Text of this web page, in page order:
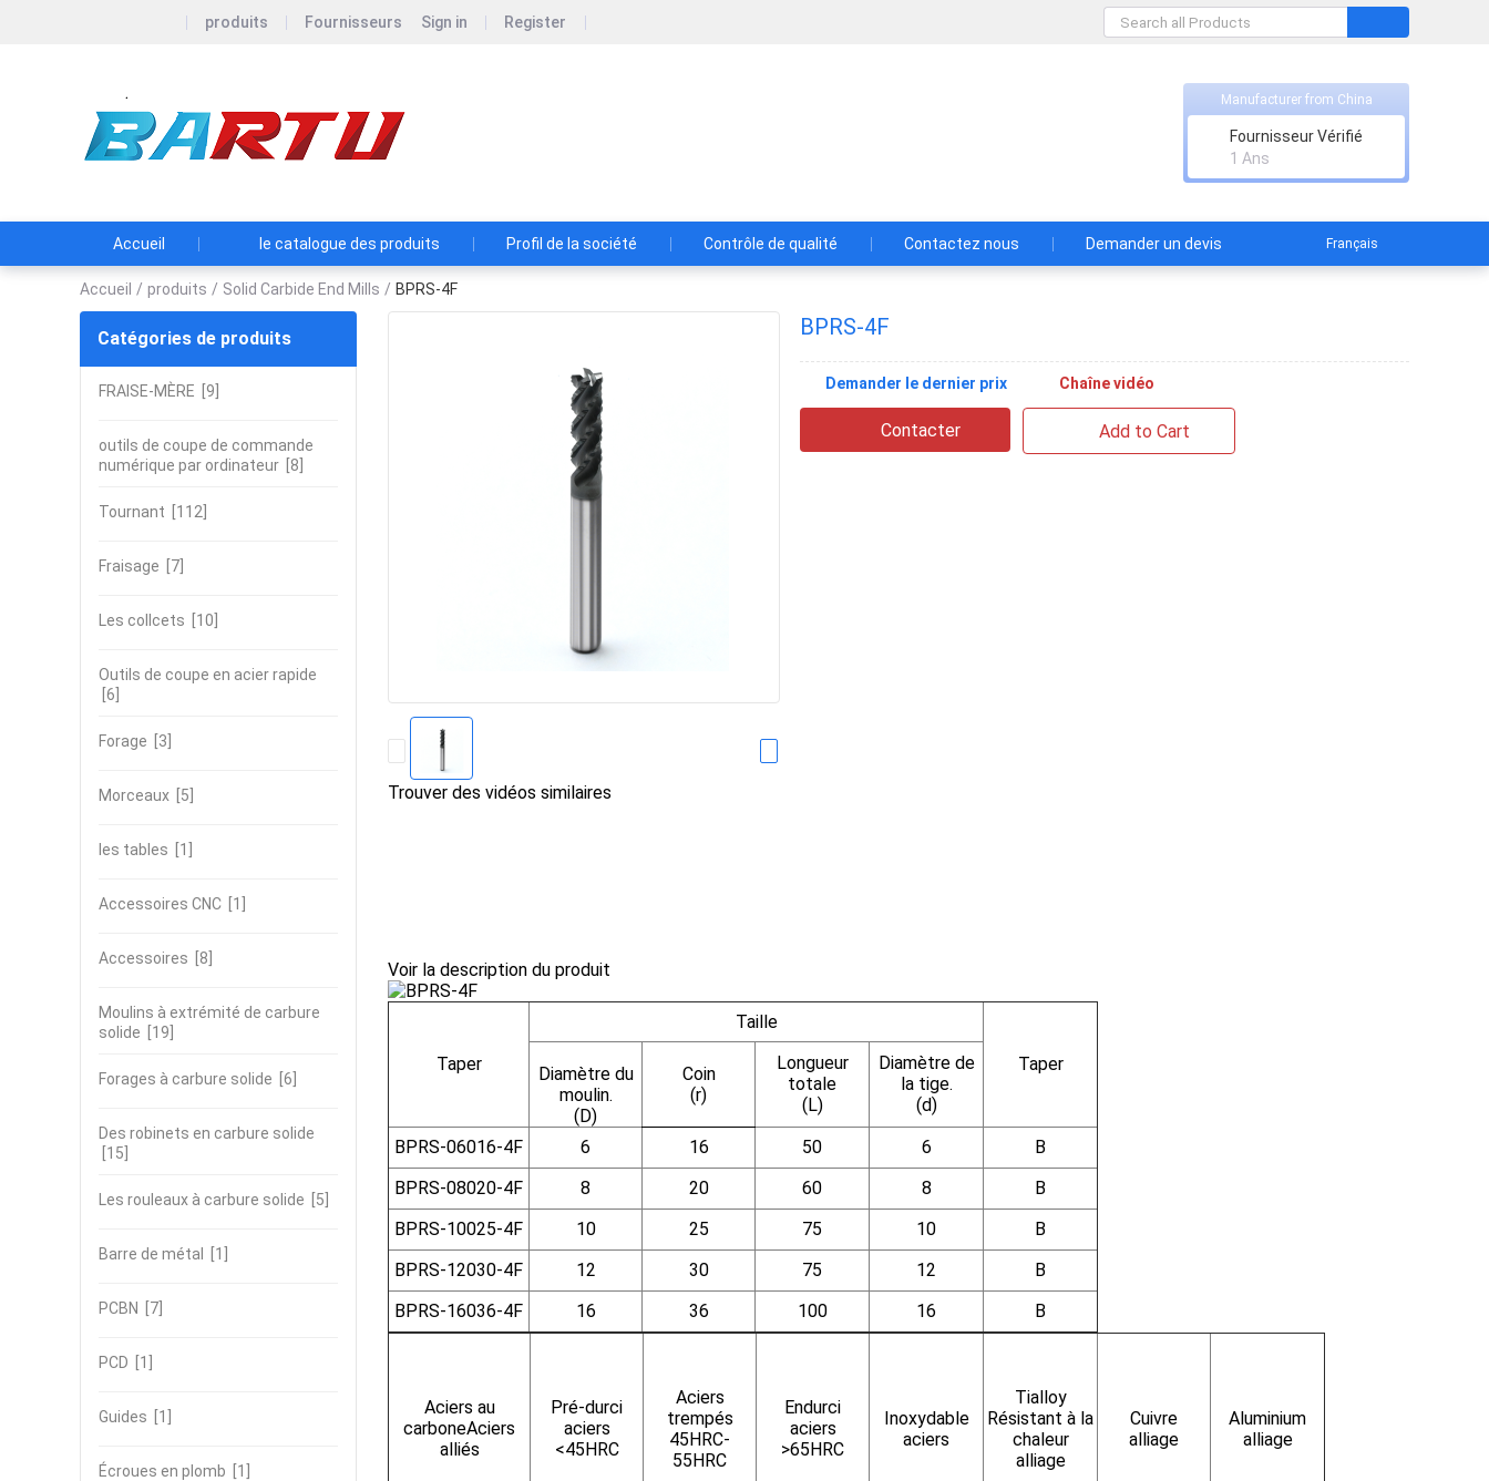
produits Fournisseurs Sign in Register
Manufacturer from China
Fournisseur Vérifié
1 Ans
Accueil le catalogue des produits Profil de la société Contrôle de qualité Contactez nous Demander un devis Français
Accueil / produits / Solid Carbide End Mills / BPRS-4F
Catégories de produits
FRAISE-MÈRE [9]
outils de coupe de commande
numérique par ordinateur [8]
Tournant [112]
Fraisage [7]
Les collcets [10]
Outils de coupe en acier rapide
[6]
Forage [3]
Morceaux [5]
les tables [1]
Accessoires CNC [1]
Accessoires [8]
Moulins à extrémité de carbure
solide [19]
Forages à carbure solide [6]
Des robinets en carbure solide
[15]
Les rouleaux à carbure solide [5]
Barre de métal [1]
PCBN [7]
PCD [1]
Guides [1]
Écroues en plomb [1]
BPRS-4F
Demander le dernier prix Chaîne vidéo
Contacter Add to Cart
Trouver des vidéos similaires
Voir la description du produit
Taper
Taille
Taper
Diamètre du
moulin.
(D)
Coin
(r)
Longueur
totale
(L)
Diamètre de
la tige.
(d)
BPRS-06016-4F
6 16 50 6
B
BPRS-08020-4F
8 20 60 8
B
BPRS-10025-4F
10 25 75 10
B
BPRS-12030-4F
12 30 75 12
B
BPRS-16036-4F
16 36 100 16 B
Aciers au
carboneAciers
alliés
Pré-durci
aciers
<45HRC
Aciers
trempés
45HRC-
55HRC
Endurci
aciers
>65HRC
Inoxydable
aciers
Tialloy
Résistant à la
chaleur
alliage
Cuivre
alliage
Aluminium
alliage